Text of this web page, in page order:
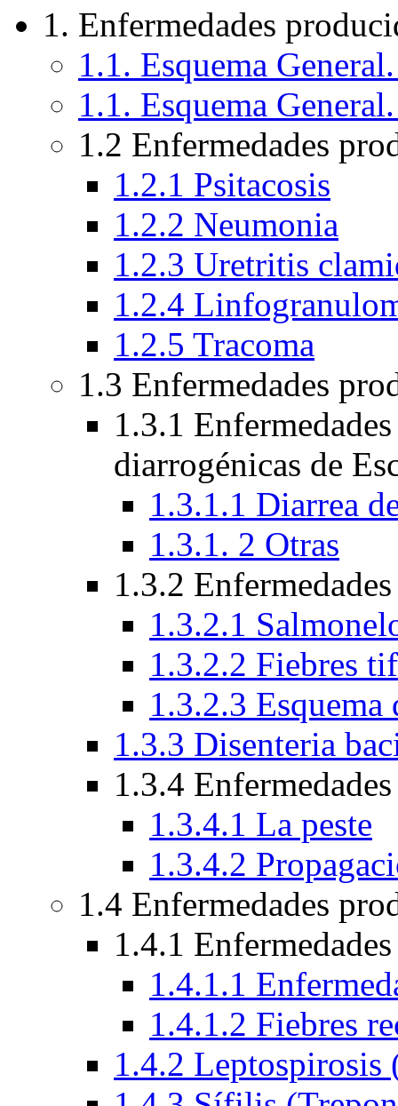
1. Enfermedades
1.1. Esquema
1.1. Esquema
1.2 Enfermedades
1.2.1 Psitacosis
1.2.2 Neumonia
1.2.3 Uretritis
1.2.4
1.2.5 Tracoma
1.3 Enfermedades
1.3.1
diarrogénicas de
1.3.1.1 Diarrea
1.3.1. 2 Otras
1.3.2
1.3.2.1
1.3.2.2 Fiebres
1.3.2.3 Esquema
1.3.3 Disenteria
1.3.4
1.3.4.1 La peste
1.3.4.2
1.4 Enfermedades
1.4.1
1.4.1.1
1.4.1.2 Fiebres
1.4.2 Leptospirosis